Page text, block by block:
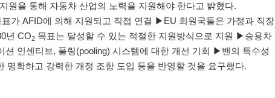
원을 통해 자동차 산업의 노력을 지원해야 한다고 밝혔다.
표가 AFID에 의해 지원되고 직접 연결 ▶EU 회원국들은 가정과 직장
년 CO2 목표는 달성할 수 있는 적절한 지원방식으로 지원 ▶승용차
션 인센티브, 풀링(pooling) 시스템에 대한 개선 기회 ▶밴의 특수성
확하고 강력한 개정 조항 도입 등을 반영할 것을 요구했다.